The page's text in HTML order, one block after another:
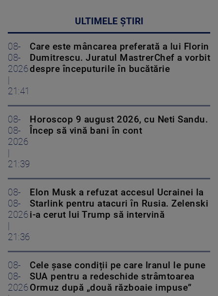
ULTIMELE ȘTIRI
08-
08-
2026
21:41
Care este mâncarea preferată a lui Florin
Dumitrescu. Juratul MastrerChef a vorbit
despre începuturile în bucătărie
08-
08-
2026
21:39
Horoscop 9 august 2026, cu Neti Sandu.
Încep să vină bani în cont
08-
08-
2026
21:36
Elon Musk a refuzat accesul Ucrainei la
Starlink pentru atacuri în Rusia. Zelenski
i-a cerut lui Trump să intervină
08-
08-
2026
Cele șase condiții pe care Iranul le pune
SUA pentru a redeschide strâmtoarea
Ormuz după „două războaie impuse”